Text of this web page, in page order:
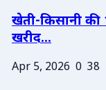
खेती-किसानी
खरीद...
Apr 5, 2026 0 38